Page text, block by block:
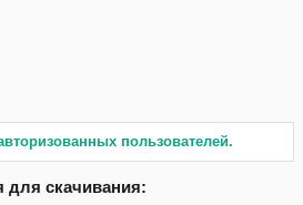
пользователей.
скачивания: